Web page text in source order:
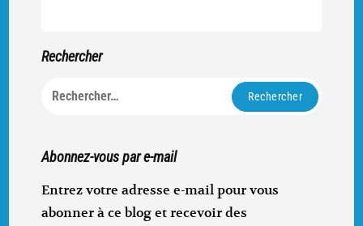
Rechercher
Rechercher :
Abonnez-vous par e-mail
Entrez votre adresse e-mail pour vous
abonner à ce blog et recevoir des